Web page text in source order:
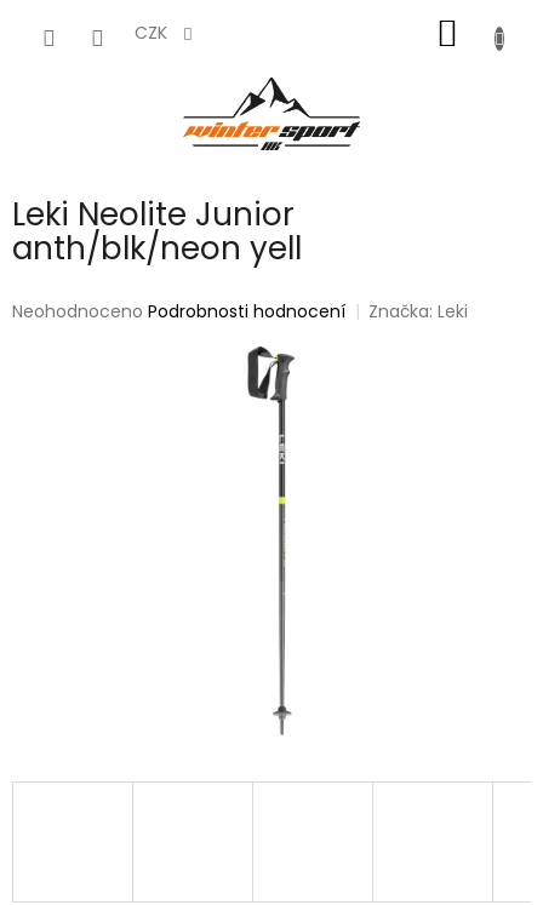
CZK
KOŠÍK
Leki Neolite Junior
anth/blk/neon yell
Průměrné
Neohodnoceno Podrobnosti hodnocení Značka:Leki